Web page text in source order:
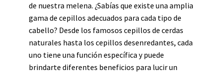
de nuestra melena. ¿Sabías que existe una amplia
gama de cepillos adecuados para cada tipo de
cabello? Desde los famosos cepillos de cerdas
naturales hasta los cepillos desenredantes, cada
uno tiene una función específica y puede
brindarte diferentes beneficios para lucir un